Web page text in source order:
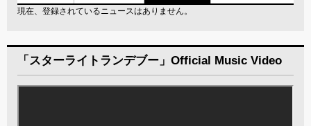
現在、登録されているニュースはありません。
「スターライトランデブー」Official Music Video